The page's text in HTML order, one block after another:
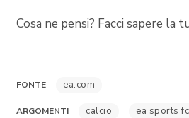
Cosa ne pensi? Facci sapere la
FONTE ea.com
ARGOMENTI calcio ea sports fc